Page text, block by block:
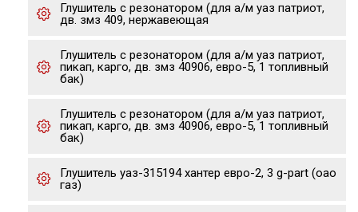
Глушитель с резонатором (для а/м уаз патриот,
дв. змз 409, нержавеющая
Глушитель с резонатором (для а/м уаз патриот,
пикап, карго, дв. змз 40906, евро-5, 1 топливный
бак)
Глушитель с резонатором (для а/м уаз патриот,
пикап, карго, дв. змз 40906, евро-5, 1 топливный
бак)
Глушитель уаз-315194 хантер евро-2, 3 g-part (оао
газ)